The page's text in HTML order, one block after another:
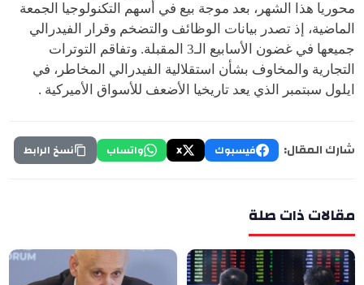
محوريا هذا الشهر، بعد موجة بيع في أسهم التكنولوجيا الجمعة
الماضية، إذ تصدر بيانات الوظائف والتضخم وقرار الفيدرالي
جميعها في غضون الأسابيع الـ3 المقبلة. وتفاقم التوترات
التجارية والمخاوف بشأن استقلالية الفيدرالي المخاطر، في
ايلول سبتمبر الذي يعد تاريخيا الأضعف للأسواق الأميركية .
شارك المقال: فيسبوك X واتساب نسخ الرابط
مقالات ذات صلة